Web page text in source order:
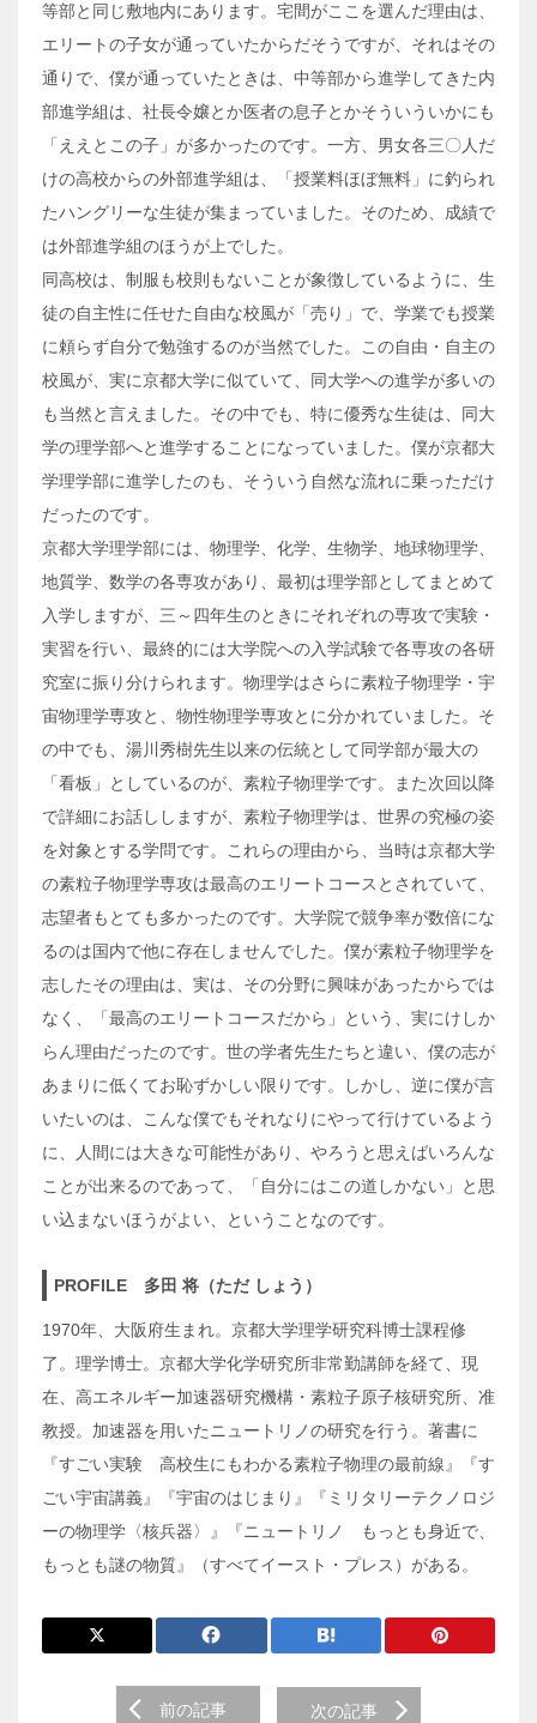
等部と同じ敷地内にあります。宅間がここを選んだ理由は、
エリートの子女が通っていたからだそうですが、それはその
通りで、僕が通っていたときは、中等部から進学してきた内
部進学組は、社長令嬢とか医者の息子とかそういういかにも
「ええとこの子」が多かったのです。一方、男女各三〇人だ
けの高校からの外部進学組は、「授業料ほぼ無料」に釣られ
たハングリーな生徒が集まっていました。そのため、成績で
は外部進学組のほうが上でした。
同高校は、制服も校則もないことが象徴しているように、生
徒の自主性に任せた自由な校風が「売り」で、学業でも授業
に頼らず自分で勉強するのが当然でした。この自由・自主の
校風が、実に京都大学に似ていて、同大学への進学が多いの
も当然と言えました。その中でも、特に優秀な生徒は、同大
学の理学部へと進学することになっていました。僕が京都大
学理学部に進学したのも、そういう自然な流れに乗っただけ
だったのです。
京都大学理学部には、物理学、化学、生物学、地球物理学、
地質学、数学の各専攻があり、最初は理学部としてまとめて
入学しますが、三～四年生のときにそれぞれの専攻で実験・
実習を行い、最終的には大学院への入学試験で各専攻の各研
究室に振り分けられます。物理学はさらに素粒子物理学・宇
宙物理学専攻と、物性物理学専攻とに分かれていました。そ
の中でも、湯川秀樹先生以来の伝統として同学部が最大の
「看板」としているのが、素粒子物理学です。また次回以降
で詳細にお話ししますが、素粒子物理学は、世界の究極の姿
を対象とする学問です。これらの理由から、当時は京都大学
の素粒子物理学専攻は最高のエリートコースとされていて、
志望者もとても多かったのです。大学院で競争率が数倍にな
るのは国内で他に存在しませんでした。僕が素粒子物理学を
志したその理由は、実は、その分野に興味があったからでは
なく、「最高のエリートコースだから」という、実にけしか
らん理由だったのです。世の学者先生たちと違い、僕の志が
あまりに低くてお恥ずかしい限りです。しかし、逆に僕が言
いたいのは、こんな僕でもそれなりにやって行けているよう
に、人間には大きな可能性があり、やろうと思えばいろんな
ことが出来るのであって、「自分にはこの道しかない」と思
い込まないほうがよい、ということなのです。
PROFILE 多田 将（ただ しょう）
1970年、大阪府生まれ。京都大学理学研究科博士課程修
了。理学博士。京都大学化学研究所非常勤講師を経て、現
在、高エネルギー加速器研究機構・素粒子原子核研究所、准
教授。加速器を用いたニュートリノの研究を行う。著書に
『すごい実験 高校生にもわかる素粒子物理の最前線』『す
ごい宇宙講義』『宇宙のはじまり』『ミリタリーテクノロジ
ーの物理学〈核兵器〉』『ニュートリノ もっとも身近で、
もっとも謎の物質』（すべてイースト・プレス）がある。
前の記事 次の記事